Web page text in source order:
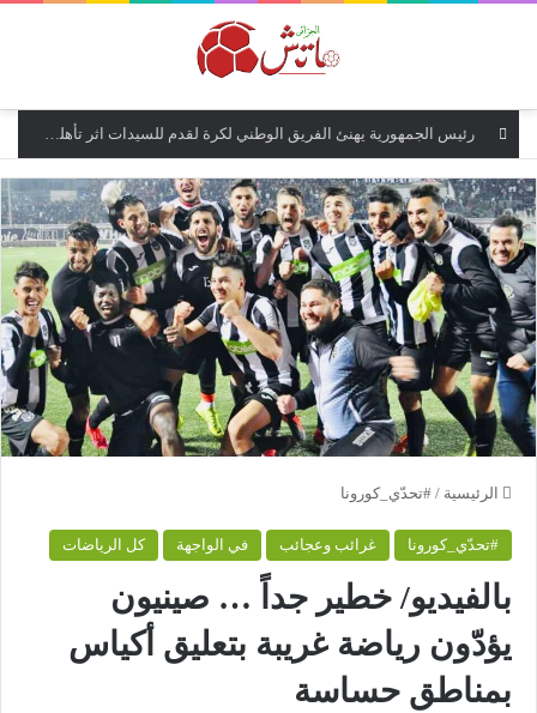
رئيس الجمهورية يهنئ الفريق الوطني لكرة لقدم للسيدات اثر تأهلهن الى مونديال البرازيل 2027 و إلى الدور نصف النهائي من كأس إفريقيا للأمم
الرئيسية / #تحدّي_كورونا
#تحدّي_كورونا غرائب وعجائب في الواجهة كل الرياضات
بالفيديو/ خطير جداً … صينيون
يؤدّون رياضة غريبة بتعليق أكياس
بمناطق حساسة